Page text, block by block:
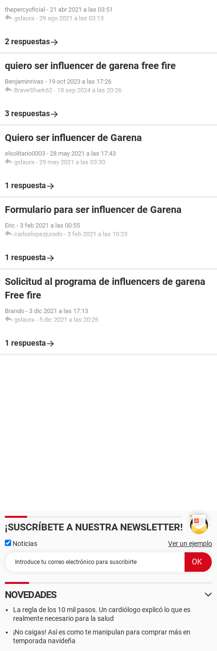
thepercyoficial - 21 abr 2021 a las 03:51
gslaura - 29 ago 2021 a las 03:13
2 respuestas
quiero ser influencer de garena free fire
Benjaminrivas - 19 oct 2023 a las 17:26
BraveShark62 - 18 sep 2024 a las 20:26
3 respuestas
Quiero ser influencer de Garena
elsolitario0003 - 28 may 2021 a las 17:43
gslaura - 29 may 2021 a las 03:30
1 respuesta
Formulario para ser influencer de Garena
Eric - 3 feb 2021 a las 00:55
carloslopezjurado - 3 feb 2021 a las 10:23
1 respuesta
Solicitud al programa de influencers de garena
Free fire
Brando - 3 dic 2021 a las 17:13
gslaura - 5 dic 2021 a las 20:26
1 respuesta
¡SUSCRÍBETE A NUESTRA NEWSLETTER!
Noticias Ver un ejemplo
NOVEDADES
La regla de los 10 mil pasos. Un cardiólogo explicó lo que es
realmente necesario para la salud
¡No caigas! Así es como te manipulan para comprar más en
temporada navideña